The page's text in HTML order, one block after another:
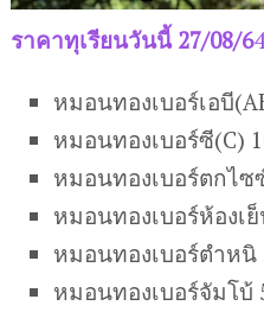
ราคาทุเรียนวันนี้ 27/08/64
หมอนทองเบอร์เอบี
หมอนทองเบอร์ซี(C)
หมอนทองเบอร์ตกไซ
หมอนทองเบอร์ห้องเ
หมอนทองเบอร์ตำหนิ
หมอนทองเบอร์จัมโบ้